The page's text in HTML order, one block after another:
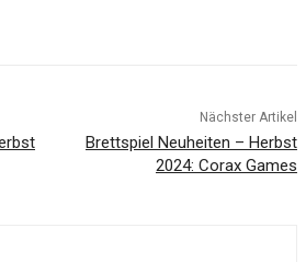
Nächster Artikel
Brettspiel Neuheiten – Herbst
2024: Corax Games